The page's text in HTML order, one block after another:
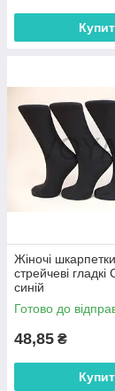
Жіночі
стрейчеві
синій
Готово до
48,85 ₴